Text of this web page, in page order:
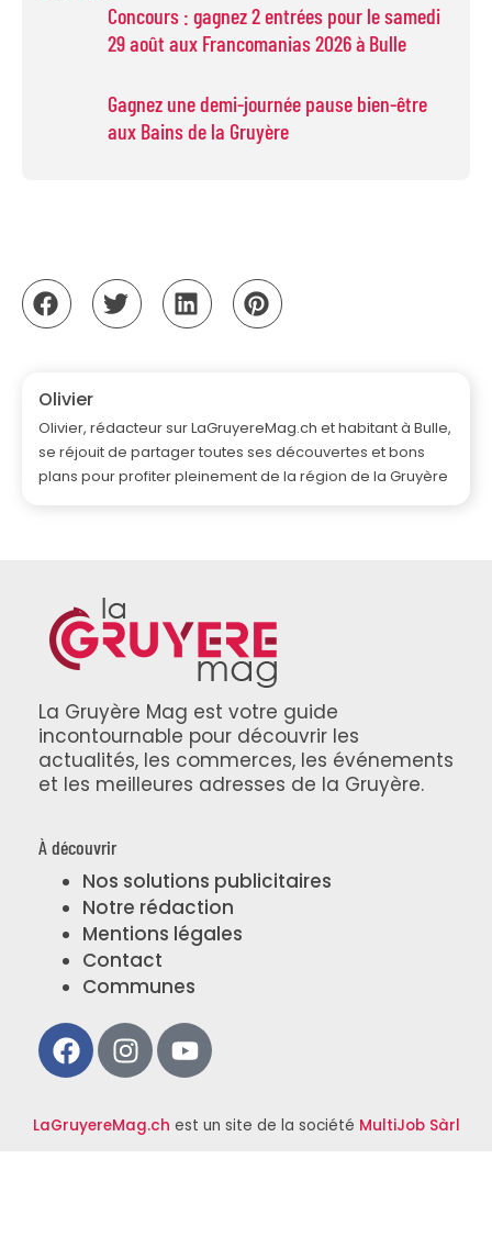
Concours : gagnez 2 entrées pour le samedi
29 août aux Francomanias 2026 à Bulle
Gagnez une demi-journée pause bien-être
aux Bains de la Gruyère
Olivier
Olivier, rédacteur sur LaGruyereMag.ch et habitant à Bulle,
se réjouit de partager toutes ses découvertes et bons
plans pour profiter pleinement de la région de la Gruyère
La Gruyère Mag est votre guide
incontournable pour découvrir les
actualités, les commerces, les événements
et les meilleures adresses de la Gruyère.
À découvrir
Nos solutions publicitaires
Notre rédaction
Mentions légales
Contact
Communes
LaGruyereMag.ch est un site de la société MultiJob Sàrl